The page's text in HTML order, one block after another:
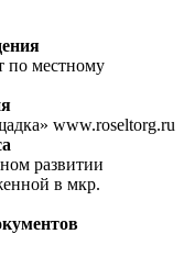
по местному
www.roseltorg.ru
развитии
в мкр.